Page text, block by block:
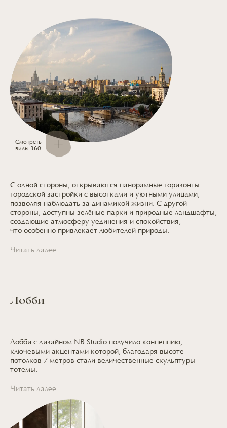
Смотреть
виды 360
С одной стороны, открываются панорамные горизонты
городской застройки с высотками и уютными улицами,
позволяя наблюдать за динамикой жизни. С другой
стороны, доступны зелёные парки и природные ландшафты,
создающие атмосферу уединения и спокойствия,
что особенно привлекает любителей природы.
Читать далее
Лобби
Лобби с дизайном NB Studio получило концепцию,
ключевыми акцентами которой, благодаря высоте
потолков 7 метров стали величественные скульптуры-
тотемы.
Читать далее